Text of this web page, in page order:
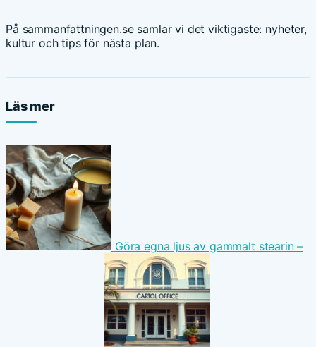
På sammanfattningen.se samlar vi det viktigaste: nyheter,
kultur och tips för nästa plan.
Läs mer
Göra egna ljus av gammalt stearin –